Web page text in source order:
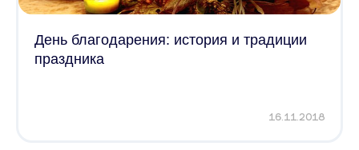
День благодарения: история и традиции
праздника
16.11.2018